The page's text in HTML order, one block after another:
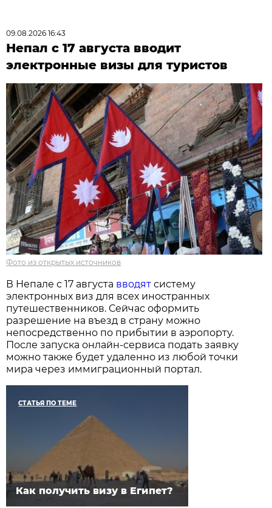
09.08.2026 16:43
Непал с 17 августа вводит
электронные визы для туристов
Фото из открытых источников
В Непале с 17 августа вводят систему
электронных виз для всех иностранных
путешественников. Сейчас оформить
разрешение на въезд в страну можно
непосредственно по прибытии в аэропорту.
После запуска онлайн-сервиса подать заявку
можно также будет удаленно из любой точки
мира через иммиграционный портал.
СТАТЬЯ ПО ТЕМЕ
Как получить визу в Египет?